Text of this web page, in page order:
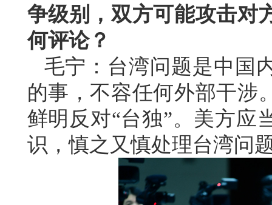
争级别，双方可能攻击对
何评论？
毛宁：台湾问题是中国
的事，不容任何外部干涉
鲜明反对“台独”。美方应
识，慎之又慎处理台湾问